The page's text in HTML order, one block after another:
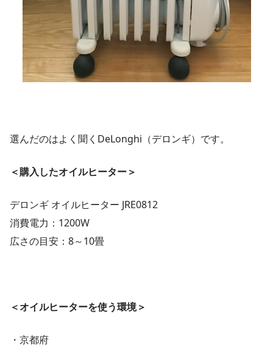
選んだのはよく聞くDeLonghi（デロンギ）です。
＜購入したオイルヒーター＞
デロンギ オイルヒーター JRE0812
消費電力：1200W
広さの目安：8～10畳
＜オイルヒーターを使う環境＞
・京都府